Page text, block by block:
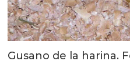
Gusano de la harina.